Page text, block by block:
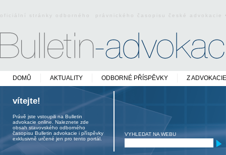
oficiální stránky odborného právnického časopisu české
DOMŮ AKTUALITY ODBORNÉ PŘÍSPĚVKY Z ADVOKACIE
vítejte!
Právě jste vstoupili na Bulletin
advokacie online. Naleznete zde
obsah stavovského odborného
časopisu Bulletin advokacie i příspěvky
exklusivně určené jen pro tento portál.
VYHLEDAT NA WEBU